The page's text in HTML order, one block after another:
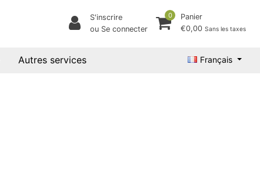
S'inscrire
ou Se connecter
0
Panier
€0,00 Sans les taxes
Autres services Français